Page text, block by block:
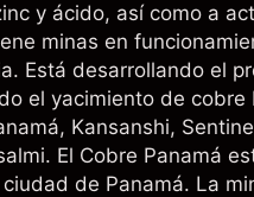
y ácido, así como a
minas en
Está desarrollando el
el yacimiento de cobre
Kansanshi,
El Cobre Panamá
de Panamá. La